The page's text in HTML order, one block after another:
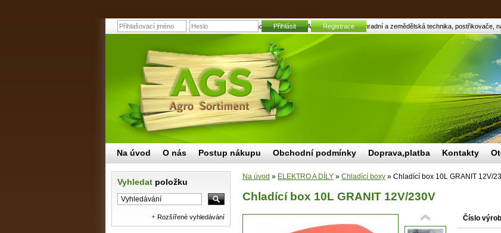
Chladící box 10L GRANIT 12V/230V | Zahradní a zemědělská technika, postřikovače,
Přihlásit Registrace
Vyhledat položku
Rozšířené vyhledávání
Na úvod » ELEKTRO A DÍLY » Chladící boxy » Chladící box 10L GRANIT 12V/
Chladící box 10L GRANIT 12V/230V
Číslo
Na úvod O nás Postup nákupu Obchodní podmínky Doprava,platba Kontakty